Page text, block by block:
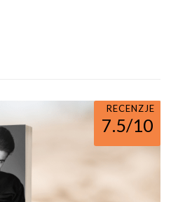
RECENZJE
7.5/10